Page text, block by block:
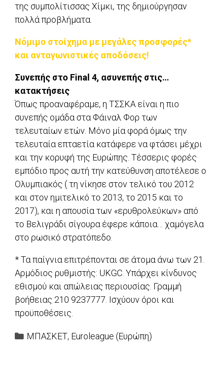
της συμπολίτισσας Χίμκι, της δημιούργησαν
πολλά προβλήματα.
Νόμιμο στοίχημα με μεγάλες προσφορές*
και ανταγωνιστικές αποδόσεις!
Συνεπής στο Final 4, ασυνεπής στις…
κατακτήσεις
Όπως προαναφέραμε, η ΤΣΣΚΑ είναι η πιο
συνεπής ομάδα στα Φάιναλ Φορ των
τελευταίων ετών. Μόνο μία φορά όμως την
τελευταία επταετία κατάφερε να φτάσει μέχρι
και την κορυφή της Ευρώπης. Τέσσερις φορές
εμπόδιο προς αυτή την κατεύθυνση αποτέλεσε ο
Ολυμπιακός ( τη νίκησε στον τελικό του 2012
και στον ημιτελικό το 2013, το 2015 και το
2017), και η απουσία των «ερυθρολεύκων» από
το Βελιγράδι σίγουρα έφερε κάποια… χαμόγελα
στο ρωσικό στρατόπεδο.
* Τα παίγνια επιτρέπονται σε άτομα άνω των 21.
Αρμόδιος ρυθμιστής: UKGC. Υπάρχει κίνδυνος
εθισμού και απώλειας περιουσίας. Γραμμή
βοήθειας 210 9237777. Ισχύουν όροι και
προϋποθέσεις.
Categories
ΜΠΑΣΚΕΤ, Euroleague (Ευρώπη)